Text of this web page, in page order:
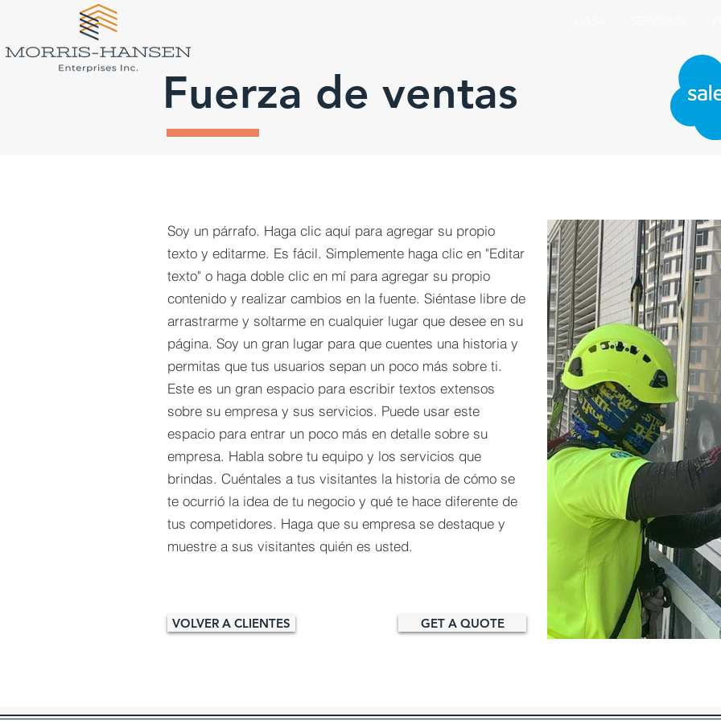
Fuerza de ventas
Soy un párrafo. Haga clic aquí para agregar su propio
texto y editarme. Es fácil. Simplemente haga clic en "Editar
texto" o haga doble clic en mí para agregar su propio
contenido y realizar cambios en la fuente. Siéntase libre de
arrastrarme y soltarme en cualquier lugar que desee en su
página. Soy un gran lugar para que cuentes una historia y
permitas que tus usuarios sepan un poco más sobre ti.​
Este es un gran espacio para escribir textos extensos
sobre su empresa y sus servicios. Puede usar este
espacio para entrar un poco más en detalle sobre su
empresa. Habla sobre tu equipo y los servicios que
brindas. Cuéntales a tus visitantes la historia de cómo se
te ocurrió la idea de tu negocio y qué te hace diferente de
tus competidores. Haga que su empresa se destaque y
muestre a sus visitantes quién es usted.
VOLVER A CLIENTES GET A QUOTE